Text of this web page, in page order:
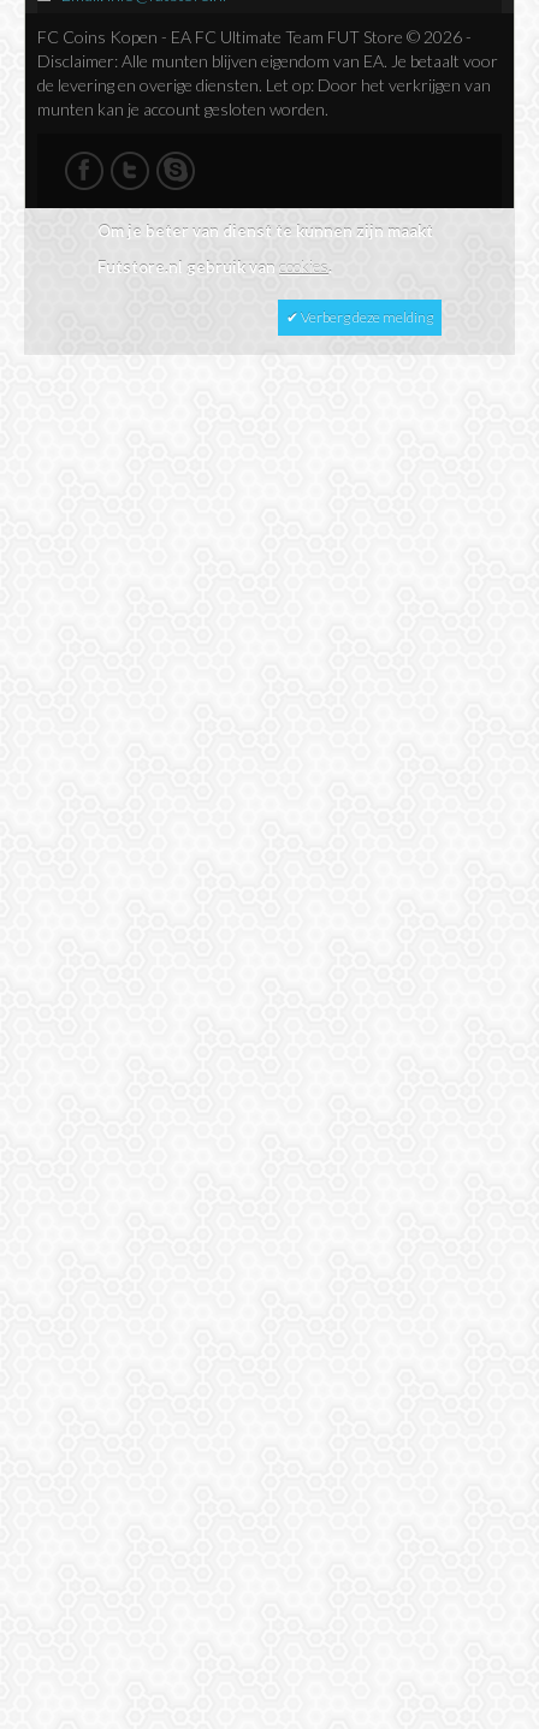
FC Coins Kopen - EA FC Ultimate Team FUT Store © 2026 -
Disclaimer: Alle munten blijven eigendom van EA. Je betaalt voor
de levering en overige diensten. Let op: Door het verkrijgen van
munten kan je account gesloten worden.
Om je beter van dienst te kunnen zijn maakt
Futstore.nl gebruik vancookies.
✔ Verberg deze melding